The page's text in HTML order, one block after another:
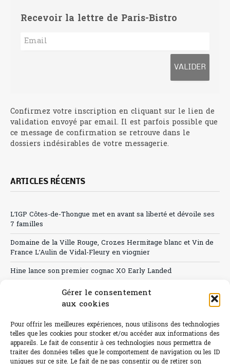
Gérer le consentement
aux cookies
Pour offrir les meilleures expériences, nous utilisons des technologies
telles que les cookies pour stocker et/ou accéder aux informations des
appareils. Le fait de consentir à ces technologies nous permettra de
traiter des données telles que le comportement de navigation ou les ID
uniques sur ce site. Le fait de ne pas consentir ou de retirer son
Recevoir la lettre de Paris-Bistro
Confirmez votre inscription en cliquant sur le lien de
validation envoyé par email. Il est parfois possible que
ce message de confirmation se retrouve dans le
dossiers indésirables de votre messagerie.
ARTICLES RÉCENTS
L’IGP Côtes-de-Thongue met en avant sa liberté et dévoile ses
7 familles
Domaine de la Ville Rouge, Crozes Hermitage blanc et Vin de
France L’Aulin de Vidal-Fleury en viognier
Hine lance son premier cognac XO Early Landed
Canicule : A quand le CHR à « l’heure espagnole » ?
Sélection de rosés 2026